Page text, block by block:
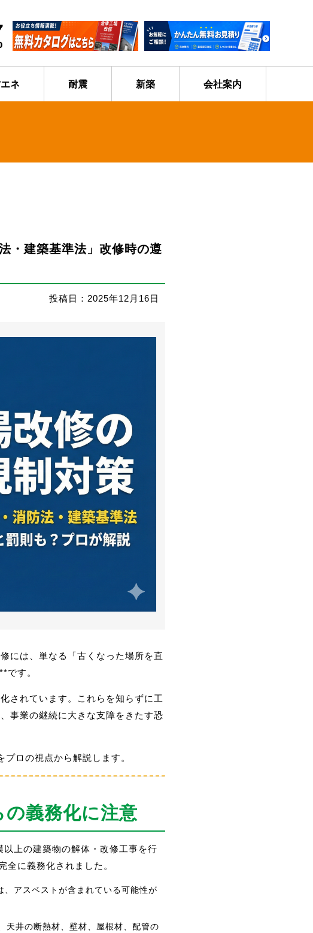
ネ 耐震 新築 会社案内
・建築基準法」改修時の遵
投稿日：2025年12月16日
には、単なる「古くなった場所を直
です。
されています。これらを知らずに工
事業の継続に大きな支障をきたす恐
ロの視点から解説します。
義務化に注意
上の建築物の解体・改修工事を行
に義務化されました。
アスベストが含まれている可能性が
天井の断熱材、壁材、屋根材、配管の